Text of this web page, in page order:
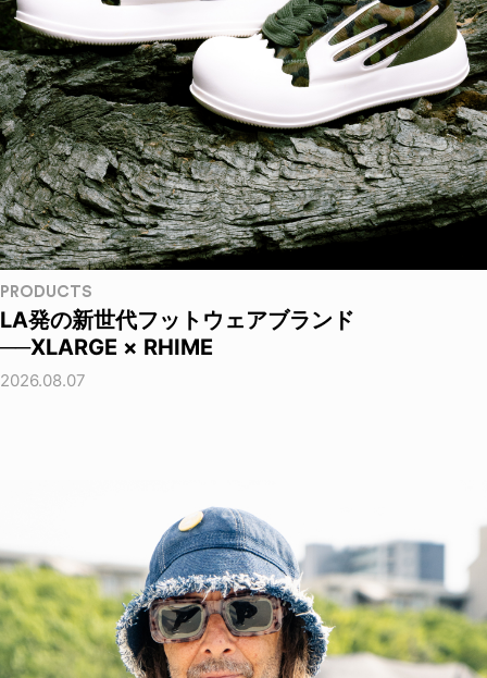
PRODUCTS
LA発の新世代フットウェアブランド
──XLARGE × RHIME
2026.08.07